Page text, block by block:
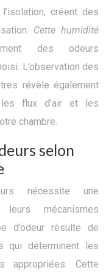
créent des
Cette humidité
des odeurs
L’observation des
révèle également
flux d’air et les
chambre.
selon
nécessite une
leurs mécanismes
d’odeur résulte de
qui déterminent les
appropriées. Cette